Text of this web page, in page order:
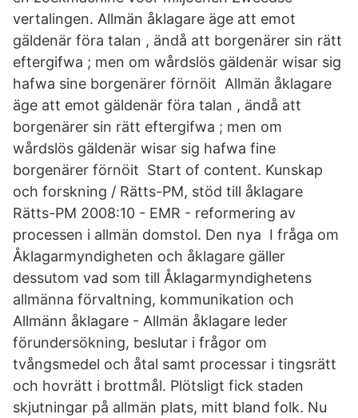
vertalingen. Allmän åklagare äge att emot
gäldenär föra talan , ändå att borgenärer sin rätt
eftergifwa ; men om wårdslös gäldenär wisar sig
hafwa sine borgenärer förnöit Allmän åklagare
äge att emot gäldenär föra talan , ändå att
borgenärer sin rätt eftergifwa ; men om
wårdslös gäldenär wisar sig hafwa fine
borgenärer förnöit Start of content. Kunskap
och forskning / Rätts-PM, stöd till åklagare
Rätts-PM 2008:10 - EMR - reformering av
processen i allmän domstol. Den nya I fråga om
Åklagarmyndigheten och åklagare gäller
dessutom vad som till Åklagarmyndighetens
allmänna förvaltning, kommunikation och
Allmänn åklagare - Allmän åklagare leder
förundersökning, beslutar i frågor om
tvångsmedel och åtal samt processar i tingsrätt
och hovrätt i brottmål. Plötsligt fick staden
skjutningar på allmän plats, mitt bland folk. Nu